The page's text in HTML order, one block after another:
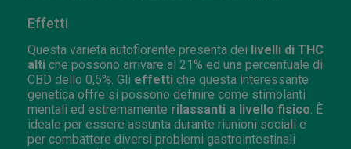
Effetti
Questa varietà autofiorente presenta dei livelli di THC
alti che possono arrivare al 21% ed una percentuale di
CBD dello 0,5%. Gli effetti che questa interessante
genetica offre si possono definire come stimolanti
mentali ed estremamente rilassanti a livello fisico . È
ideale per essere assunta durante riunioni sociali e
per combattere diversi problemi gastrointestinali